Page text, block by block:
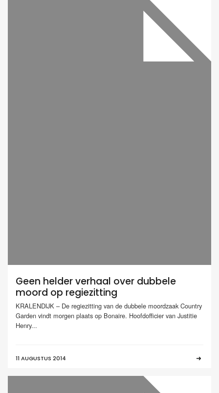
Geen helder verhaal over dubbele
moord op regiezitting
KRALENDIJK – De regiezitting van de dubbele moordzaak Country
Garden vindt morgen plaats op Bonaire. Hoofdofficier van Justitie
Henry...
11 AUGUSTUS 2014